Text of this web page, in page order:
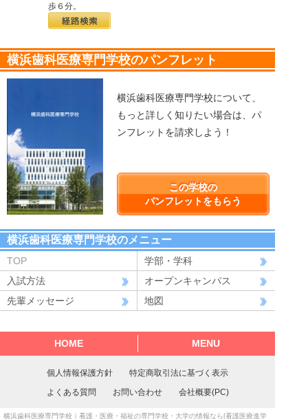
横浜歯科医療専門学校 ｜看護・医療・福祉の専門学校・大学の情報なら[看護医療進学
歩６分。
横浜歯科医療専門学校のパンフレット
横浜歯科医療専門学校について、
もっと詳しく知りたい場合は、パ
ンフレットを請求しよう！
この学校の
パンフレットをもらう
横浜歯科医療専門学校のメニュー
TOP
学部・学科
入試方法
オープンキャンパス
先輩メッセージ
地図
HOME MENU
個人情報保護方針
特定商取引法に基づく表示
よくある質問
お問い合わせ 会社概要(PC)